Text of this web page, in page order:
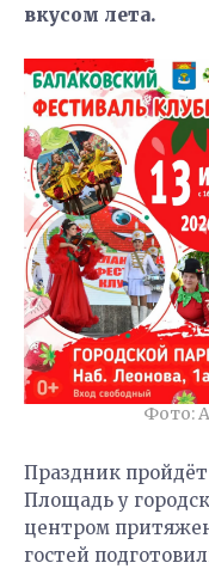
вкусом лета.
Фото:
Праздник пройдёт
Площадь у
центром
гостей